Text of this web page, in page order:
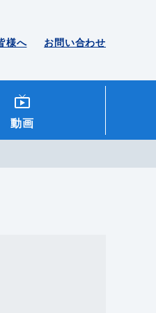
様へ お問い合わせ
動画